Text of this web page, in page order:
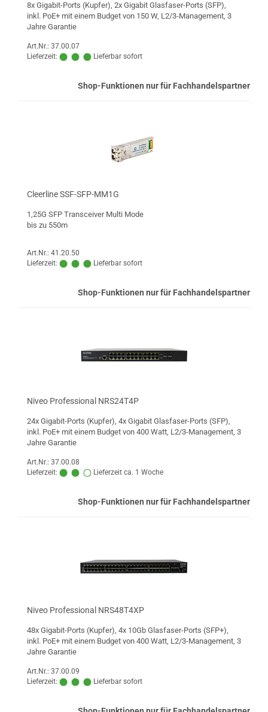
8x Gigabit-Ports (Kupfer), 2x Gigabit Glasfaser-Ports (SFP),
inkl. PoE+ mit einem Budget von 150 W, L2/3-Management, 3
Jahre Garantie
Art.Nr.: 37.00.07
Lieferzeit:
Lieferbar sofort
Shop-Funktionen nur für Fachhandelspartner
Cleerline SSF-SFP-MM1G
1,25G SFP Transceiver Multi Mode
bis zu 550m
Art.Nr.: 41.20.50
Lieferzeit:
Lieferbar sofort
Shop-Funktionen nur für Fachhandelspartner
Niveo Professional NRS24T4P
24x Gigabit-Ports (Kupfer), 4x Gigabit Glasfaser-Ports (SFP),
inkl. PoE+ mit einem Budget von 400 Watt, L2/3-Management, 3
Jahre Garantie
Art.Nr.: 37.00.08
Lieferzeit:
Lieferzeit ca. 1 Woche
Shop-Funktionen nur für Fachhandelspartner
Niveo Professional NRS48T4XP
48x Gigabit-Ports (Kupfer), 4x 10Gb Glasfaser-Ports (SFP+),
inkl. PoE+ mit einem Budget von 400 Watt, L2/3-Management, 3
Jahre Garantie
Art.Nr.: 37.00.09
Lieferzeit:
Lieferbar sofort